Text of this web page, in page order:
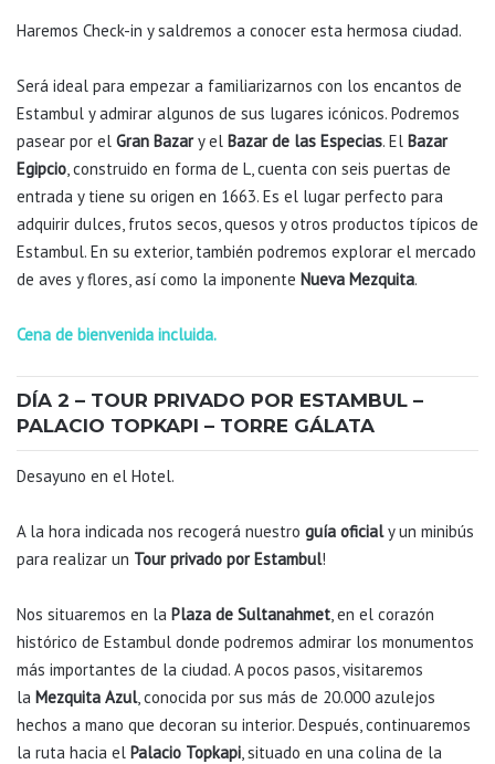
Haremos Check-in y saldremos a conocer esta hermosa ciudad.
Será ideal para empezar a familiarizarnos con los encantos de
Estambul y admirar algunos de sus lugares icónicos. Podremos
pasear por el Gran Bazary el Bazar de las Especias. El Bazar
Egipcio , construido en forma de L, cuenta con seis puertas de
entrada y tiene su origen en 1663. Es el lugar perfecto para
adquirir dulces, frutos secos, quesos y otros productos típicos de
Estambul. En su exterior, también podremos explorar el mercado
de aves y flores, así como la imponente Nueva Mezquita.
Cena de bienvenida incluida.
DÍA 2 – TOUR PRIVADO POR ESTAMBUL –
PALACIO TOPKAPI – TORRE GÁLATA
Desayuno en el Hotel.
A la hora indicada nos recogerá nuestro guía oficialy un minibús
para realizar un Tour privado por Estambul!
Nos situaremos en la Plaza de Sultanahmet , en el corazón
histórico de Estambul donde podremos admirar los monumentos
más importantes de la ciudad. A pocos pasos, visitaremos
la Mezquita Azul, conocida por sus más de 20.000 azulejos
hechos a mano que decoran su interior. Después, continuaremos
la ruta hacia el Palacio Topkapi , situado en una colina de la